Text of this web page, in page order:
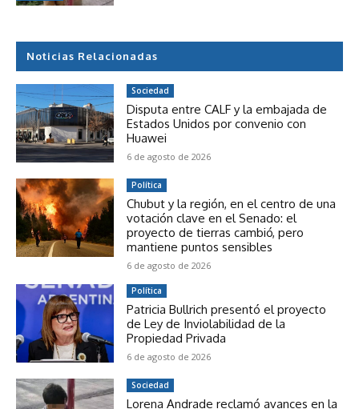
Noticias Relacionadas
Sociedad
Disputa entre CALF y la embajada de
Estados Unidos por convenio con
Huawei
6 de agosto de 2026
Política
Chubut y la región, en el centro de una
votación clave en el Senado: el
proyecto de tierras cambió, pero
mantiene puntos sensibles
6 de agosto de 2026
Política
Patricia Bullrich presentó el proyecto
de Ley de Inviolabilidad de la
Propiedad Privada
6 de agosto de 2026
Sociedad
Lorena Andrade reclamó avances en la